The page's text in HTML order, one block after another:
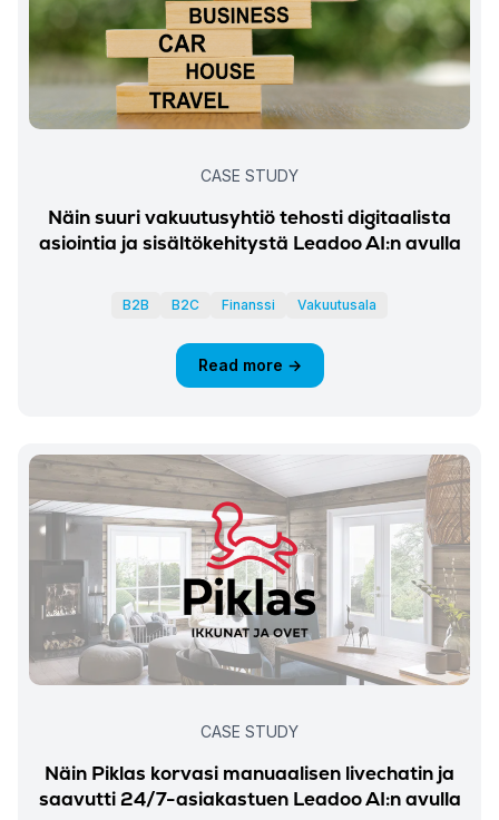
CASE STUDY
Näin suuri vakuutusyhtiö tehosti digitaalista
asiointia ja sisältökehitystä Leadoo AI:n avulla
B2B B2C Finanssi Vakuutusala
Read more →
CASE STUDY
Näin Piklas korvasi manuaalisen livechatin ja
saavutti 24/7-asiakastuen Leadoo AI:n avulla